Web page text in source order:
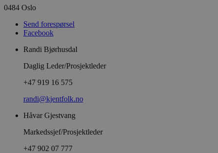
0484 Oslo
Send forespørsel
Facebook
Randi Bjørhusdal
Daglig Leder/Prosjektleder
+47 919 16 575
randi@kjentfolk.no
Håvar Gjestvang
Markedssjef/Prosjektleder
+47 902 07 777